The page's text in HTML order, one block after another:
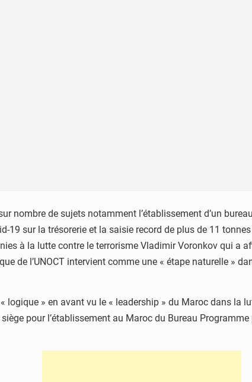
nombre de sujets notamment l’établissement d’un
19 sur la trésorerie et la saisie record de plus de 11
à la lutte contre le terrorisme Vladimir Voronkov qui a
de l’UNOCT intervient comme une « étape naturelle »
logique » en avant vu le « leadership » du Maroc dans
pour l’établissement au Maroc du Bureau